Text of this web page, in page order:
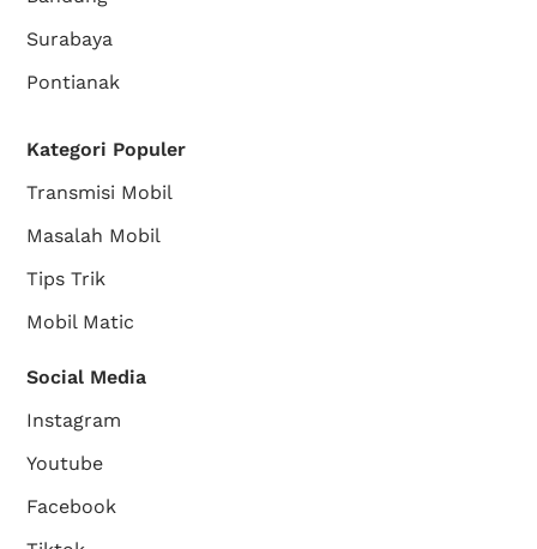
Surabaya
Pontianak
Kategori Populer
Transmisi Mobil
Masalah Mobil
Tips Trik
Mobil Matic
Social Media
Instagram
Youtube
Facebook